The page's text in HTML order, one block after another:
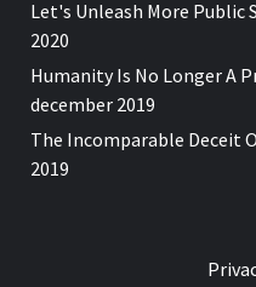
Let's Unleash More Public
2020
Humanity Is No Longer A
december 2019
The Incomparable Deceit
2019